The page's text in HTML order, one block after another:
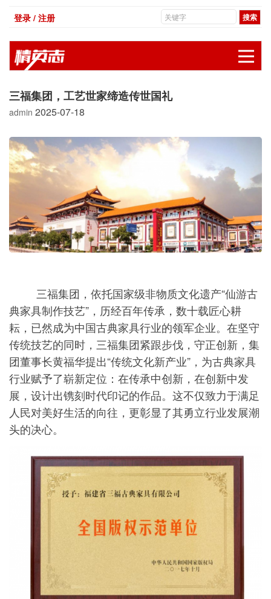
登录 / 注册
三福集团，工艺世家缔造传世国礼
admin 2025-07-18
三福集团，依托国家级非物质文化遗产“仙游古
典家具制作技艺”，历经百年传承，数十载匠心耕
耘，已然成为中国古典家具行业的领军企业。在坚守
传统技艺的同时，三福集团紧跟步伐，守正创新，集
团董事长黄福华提出“传统文化新产业”，为古典家具
行业赋予了崭新定位：在传承中创新，在创新中发
展，设计出镌刻时代印记的作品。这不仅致力于满足
人民对美好生活的向往，更彰显了其勇立行业发展潮
头的决心。